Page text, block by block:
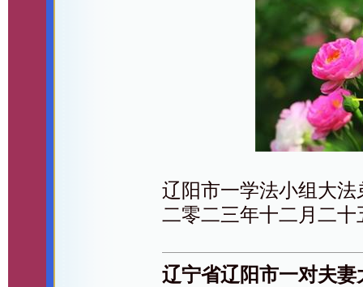
辽阳市一学法小组大法
二零二三年十二月二十
辽宁省辽阳市一对夫